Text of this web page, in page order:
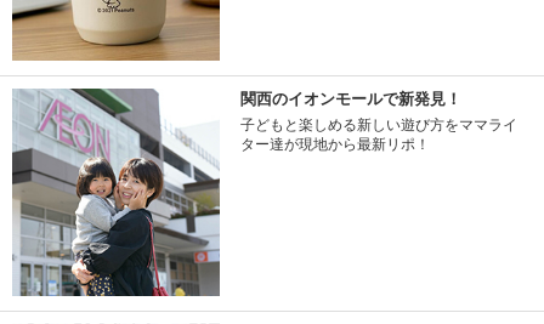
関西のイオンモールで新発見！
子どもと楽しめる新しい遊び方をママライ
ター達が現地から最新リポ！